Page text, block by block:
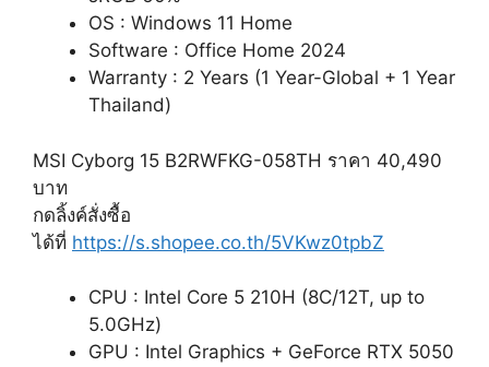
OS : Windows 11 Home
Software : Office Home 2024
Warranty : 2 Years (1 Year-Global + 1 Year
Thailand)
MSI Cyborg 15 B2RWFKG-058TH ราคา 40,490
บาท
กดลิ้งค์สั่งซื้อ
ได้ที่ https://s.shopee.co.th/5VKwz0tpbZ
CPU : Intel Core 5 210H (8C/12T, up to
5.0GHz)
GPU : Intel Graphics + GeForce RTX 5050